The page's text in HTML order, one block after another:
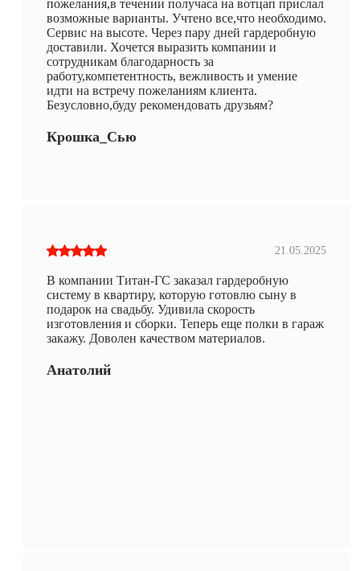
пожелания,в течении получаса на вотцап прислал
возможные варианты. Учтено все,что необходимо.
Сервис на высоте. Через пару дней гардеробную
доставили. Хочется выразить компании и
сотрудникам благодарность за
работу,компетентность, вежливость и умение
идти на встречу пожеланиям клиента.
Безусловно,буду рекомендовать друзьям?
Крошка_Сью
21.05.2025
В компании Титан-ГС заказал гардеробную
систему в квартиру, которую готовлю сыну в
подарок на свадьбу. Удивила скорость
изготовления и сборки. Теперь еще полки в гараж
закажу. Доволен качеством материалов.
Анатолий